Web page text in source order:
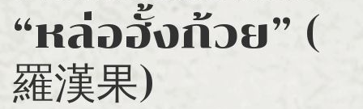
“หล่อฮั้งก้วย” (
羅漢果)